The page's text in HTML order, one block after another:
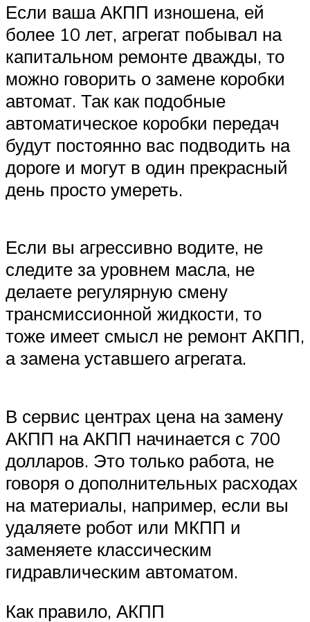
Если ваша АКПП изношена, ей
более 10 лет, агрегат побывал на
капитальном ремонте дважды, то
можно говорить о замене коробки
автомат. Так как подобные
автоматическое коробки передач
будут постоянно вас подводить на
дороге и могут в один прекрасный
день просто умереть.
Если вы агрессивно водите, не
следите за уровнем масла, не
делаете регулярную смену
трансмиссионной жидкости, то
тоже имеет смысл не ремонт АКПП,
а замена уставшего агрегата.
В сервис центрах цена на замену
АКПП на АКПП начинается с 700
долларов. Это только работа, не
говоря о дополнительных расходах
на материалы, например, если вы
удаляете робот или МКПП и
заменяете классическим
гидравлическим автоматом.
Как правило, АКПП